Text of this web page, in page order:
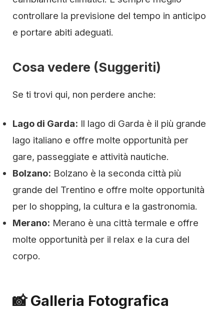
controllare la previsione del tempo in anticipo
e portare abiti adeguati.
Cosa vedere (Suggeriti)
Se ti trovi qui, non perdere anche:
Lago di Garda: Il lago di Garda è il più grande
lago italiano e offre molte opportunità per
gare, passeggiate e attività nautiche.
Bolzano: Bolzano è la seconda città più
grande del Trentino e offre molte opportunità
per lo shopping, la cultura e la gastronomia.
Merano: Merano è una città termale e offre
molte opportunità per il relax e la cura del
corpo.
📸 Galleria Fotografica